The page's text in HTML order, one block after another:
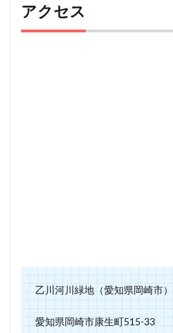
アクセス
乙川河川緑地（愛知県岡崎市）
愛知県岡崎市康生町515-33